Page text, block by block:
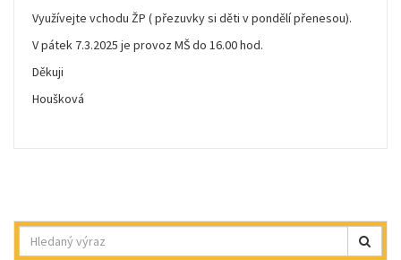
Využívejte vchodu ŽP ( přezuvky si děti v pondělí přenesou).
V pátek 7.3.2025 je provoz MŠ do 16.00 hod.
Děkuji
Houšková
Hledat